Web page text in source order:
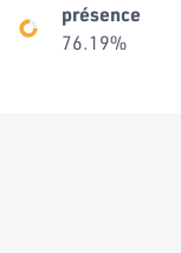
présence
76.19%